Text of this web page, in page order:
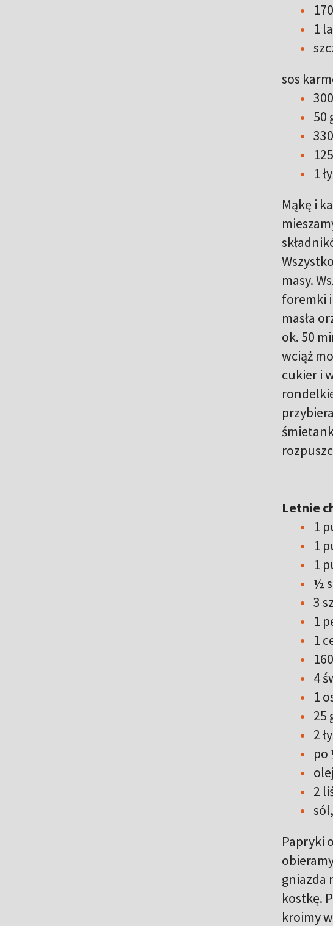
1
sos
50
1
Mąkę i
masy.
foremki
masła
ok. 50
wciąż
cukier i
Letnie
1
1
1
½
3
1
1
4
1
25
2
po
2
Papryki
gniazda
kostkę.
kroimy